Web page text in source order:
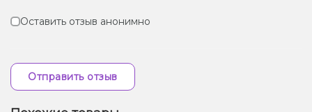
Оставить отзыв анонимно
Отправить отзыв